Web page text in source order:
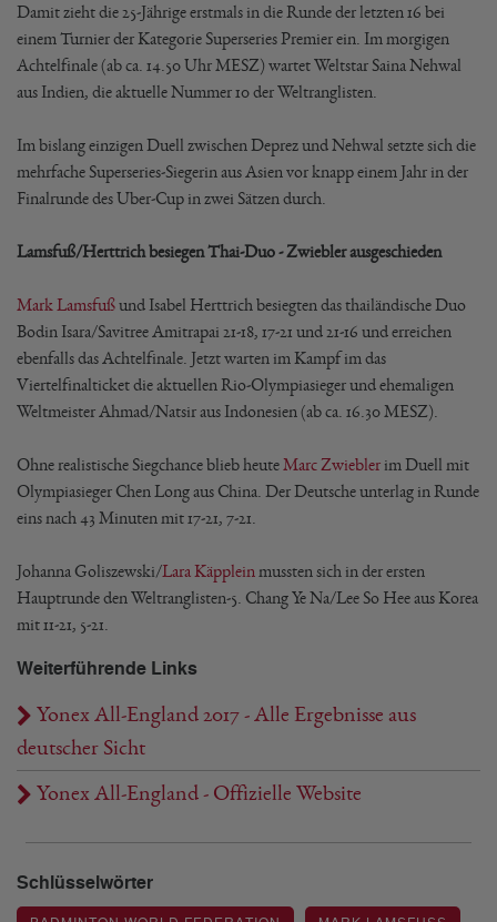
Damit zieht die 25-Jährige erstmals in die Runde der letzten 16 bei
einem Turnier der Kategorie Superseries Premier ein. Im morgigen
Achtelfinale (ab ca. 14.50 Uhr MESZ) wartet Weltstar Saina Nehwal
aus Indien, die aktuelle Nummer 10 der Weltranglisten.
Im bislang einzigen Duell zwischen Deprez und Nehwal setzte sich die
mehrfache Superseries-Siegerin aus Asien vor knapp einem Jahr in der
Finalrunde des Uber-Cup in zwei Sätzen durch.
Lamsfuß/Herttrich besiegen Thai-Duo - Zwiebler ausgeschieden
Mark Lamsfußund Isabel Herttrich besiegten das thailändische Duo
Bodin Isara/Savitree Amitrapai 21-18, 17-21 und 21-16 und erreichen
ebenfalls das Achtelfinale. Jetzt warten im Kampf im das
Viertelfinalticket die aktuellen Rio-Olympiasieger und ehemaligen
Weltmeister Ahmad/Natsir aus Indonesien (ab ca. 16.30 MESZ).
Ohne realistische Siegchance blieb heuteMarc Zwiebler im Duell mit
Olympiasieger Chen Long aus China. Der Deutsche unterlag in Runde
eins nach 43 Minuten mit 17-21, 7-21.
Johanna Goliszewski/Lara Käpplein mussten sich in der ersten
Hauptrunde den Weltranglisten-5. Chang Ye Na/Lee So Hee aus Korea
mit 11-21, 5-21.
Weiterführende Links
Yonex All-England 2017 - Alle Ergebnisse aus
deutscher Sicht
Yonex All-England - Offizielle Website
Schlüsselwörter